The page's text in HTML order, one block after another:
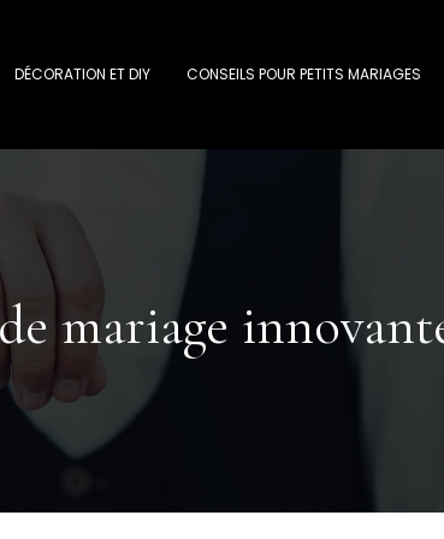
DÉCORATION ET DIY CONSEILS POUR PETITS MARIAGES
mariage